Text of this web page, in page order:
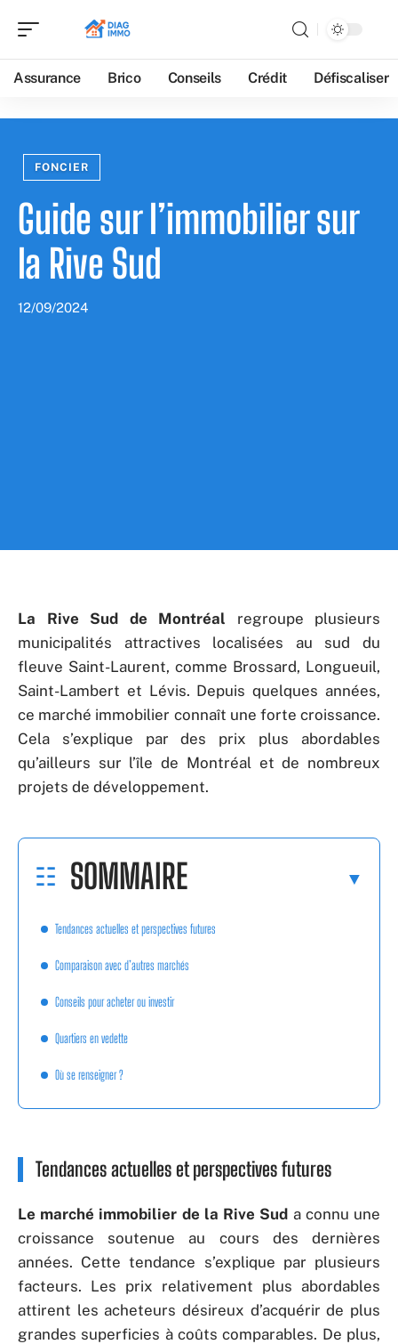
Assurance Brico Conseils Crédit Défiscaliser
FONCIER
Guide sur l’immobilier sur
la Rive Sud
12/09/2024
La Rive Sud de Montréal regroupe plusieurs
municipalités attractives localisées au sud du
fleuve Saint-Laurent, comme Brossard, Longueuil,
Saint-Lambert et Lévis. Depuis quelques années,
ce marché immobilier connaît une forte croissance.
Cela s’explique par des prix plus abordables
qu’ailleurs sur l’île de Montréal et de nombreux
projets de développement.
SOMMAIRE
Tendances actuelles et perspectives futures
Comparaison avec d’autres marchés
Conseils pour acheter ou investir
Quartiers en vedette
Où se renseigner ?
Tendances actuelles et perspectives futures
Le marché immobilier de la Rive Sud a connu une
croissance soutenue au cours des dernières
années. Cette tendance s’explique par plusieurs
facteurs. Les prix relativement plus abordables
attirent les acheteurs désireux d’acquérir de plus
grandes superficies à coûts comparables. De plus,